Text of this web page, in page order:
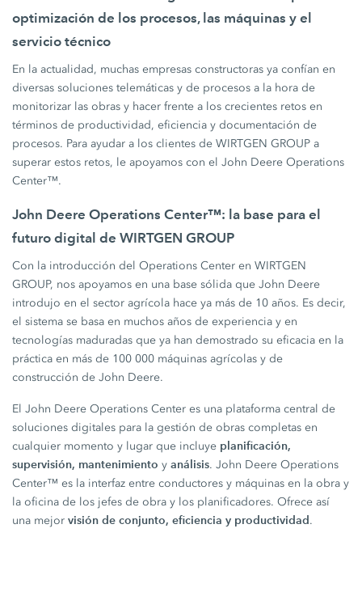
optimización de los procesos, las máquinas y el
servicio técnico
En la actualidad, muchas empresas constructoras ya confían en
diversas soluciones telemáticas y de procesos a la hora de
monitorizar las obras y hacer frente a los crecientes retos en
términos de productividad, eficiencia y documentación de
procesos. Para ayudar a los clientes de WIRTGEN GROUP a
superar estos retos, le apoyamos con el John Deere Operations
Center™.
John Deere Operations Center™: la base para el
futuro digital de WIRTGEN GROUP
Con la introducción del Operations Center en WIRTGEN
GROUP, nos apoyamos en una base sólida que John Deere
introdujo en el sector agrícola hace ya más de 10 años. Es decir,
el sistema se basa en muchos años de experiencia y en
tecnologías maduradas que ya han demostrado su eficacia en la
práctica en más de 100 000 máquinas agrícolas y de
construcción de John Deere.
El John Deere Operations Center es una plataforma central de
soluciones digitales para la gestión de obras completas en
cualquier momento y lugar que incluye planificación,
supervisión, mantenimiento yanálisis. John Deere Operations
Center™ es la interfaz entre conductores y máquinas en la obra y
la oficina de los jefes de obra y los planificadores. Ofrece así
una mejorvisión de conjunto, eficiencia y productividad.